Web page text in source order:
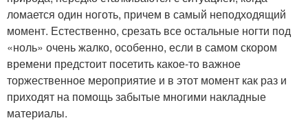
ломается один ноготь, причем в самый неподходящий
момент. Естественно, срезать все остальные ногти под
«ноль» очень жалко, особенно, если в самом скором
времени предстоит посетить какое-то важное
торжественное мероприятие и в этот момент как раз и
приходят на помощь забытые многими накладные
материалы.